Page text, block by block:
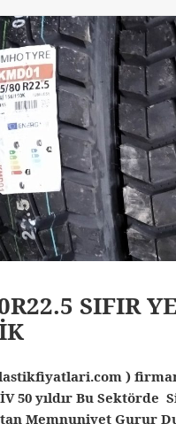
SIFIR
)
50 yıldır Bu Sektörde
Memnuniyet Gurur